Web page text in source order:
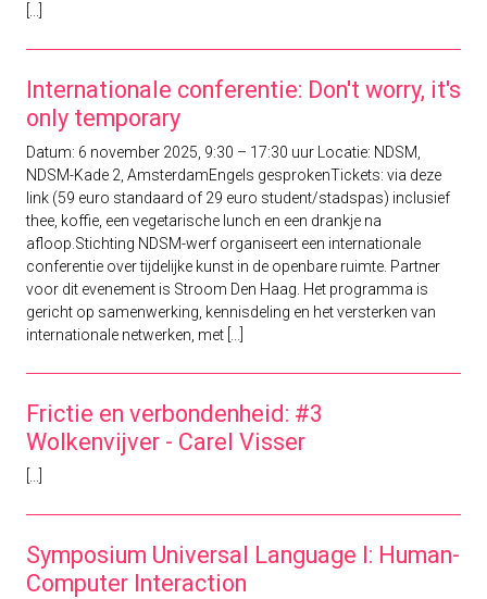
Internationale conferentie: Don't worry, it's
only temporary
Datum: 6 november 2025, 9:30 – 17:30 uur Locatie: NDSM,
NDSM-Kade 2, AmsterdamEngels gesprokenTickets: via deze
link (59 euro standaard of 29 euro student/stadspas) inclusief
thee, koffie, een vegetarische lunch en een drankje na
afloop.Stichting NDSM-werf organiseert een internationale
conferentie over tijdelijke kunst in de openbare ruimte. Partner
voor dit evenement is Stroom Den Haag. Het programma is
gericht op samenwerking, kennisdeling en het versterken van
internationale netwerken, met [...]
Frictie en verbondenheid: #3
Wolkenvijver - Carel Visser
Symposium Universal Language I: Human-
Computer Interaction